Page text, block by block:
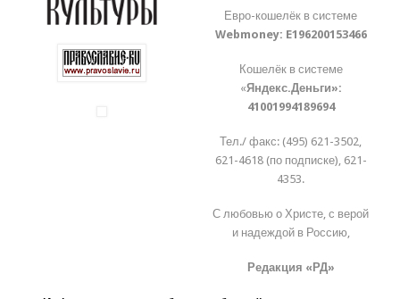
Евро-кошелёк в системе
Webmoney: E196200153466
Кошелёк в системе
«Яндекс.Деньги»:
41001994189694
Тел./ факс: (495) 621-3502,
621-4618 (по подписке), 621-
4353.
С любовью о Христе, с верой
и надеждой в Россию,
Редакция «РД»